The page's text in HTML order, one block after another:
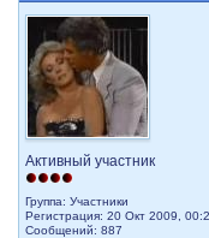
Активный участник
Группа: Участники
Регистрация: 20 Окт 2009,
Сообщений: 887